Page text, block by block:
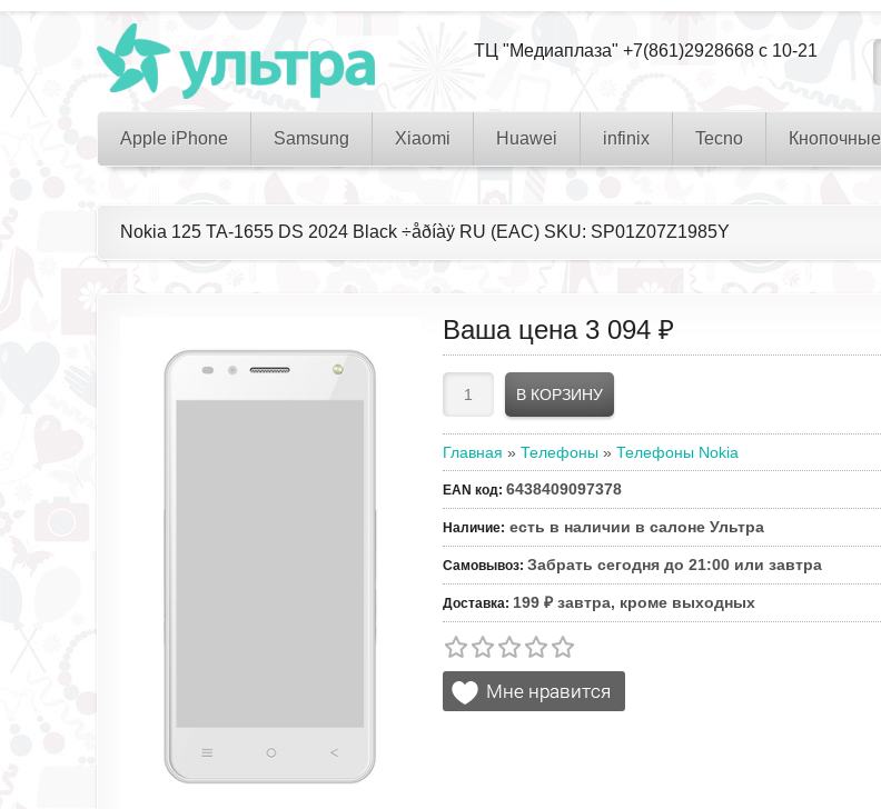
ТЦ "Медиаплаза" +7(861)2928668 с 10-21
Apple iPhone Samsung Xiaomi Huawei infinix Tecno Кнопочные
Nokia 125 TA-1655 DS 2024 Black ÷åðíàÿ RU (EAC) SKU: SP01Z07Z1985Y
Ваша цена 3 094 ₽
Главная » Телефоны » Телефоны Nokia
EAN код: 6438409097378
Наличие: есть в наличии в салоне Ультра
Самовывоз: Забрать сегодня до 21:00 или завтра
Доставка: 199 ₽ завтра, кроме выходных